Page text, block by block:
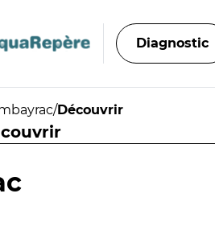
Diagnostic
/Découvrir